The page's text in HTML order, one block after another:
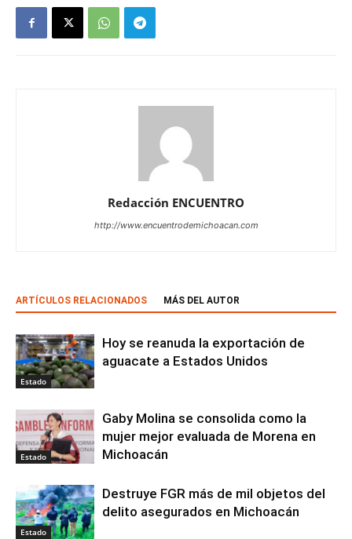
Redacción ENCUENTRO
http://www.encuentrodemichoacan.com
ARTÍCULOS RELACIONADOS MÁS DEL AUTOR
Estado
Hoy se reanuda la exportación de
aguacate a Estados Unidos
Estado
Gaby Molina se consolida como la
mujer mejor evaluada de Morena en
Michoacán
Estado
Destruye FGR más de mil objetos del
delito asegurados en Michoacán